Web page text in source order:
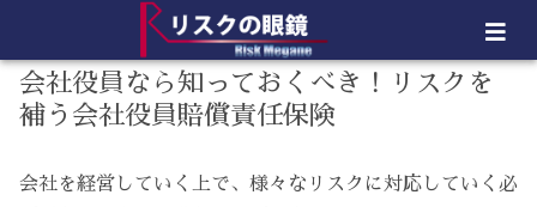
会社役員なら知っておくべき！リスクを
補う会社役員賠償責任保険
会社を経営していく上で、様々なリスクに対応していく必